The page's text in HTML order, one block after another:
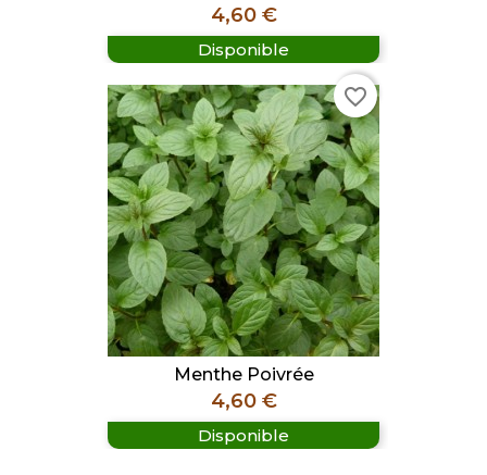
Prix
4,60 €
Disponible
Menthe Poivrée
Prix
4,60 €
Disponible
favorite_border